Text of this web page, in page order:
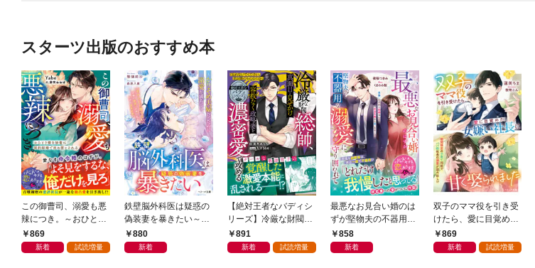
スターツ出版のおすすめ本
この御曹司、溺愛も悪
辣につき。～おひとり
様な秘書は契約結婚で
攻め堕とされる～【SS
869
新着 試読増量
鉄壁脳外科医は疑惑の
偽装妻を暴きたい～か
りそめ夫婦だったのに
溺愛が満ちて～【SS付
880
新着
【絶対王者なバディシ
リーズ】冷厳な財閥総
帥、真面目と見せかけ
容赦なく政略妻を濃密
891
新着 試読増量
最悪なお見合い婚のは
ずが堅物夫の不器用な
溺愛に守り囲われて
【SS付き】
858
新着
双子のママ役を引き受
けたら、愛に目覚めた
女嫌い社長に甘く娶ら
れました【SS付き】
869
新着 試読増量